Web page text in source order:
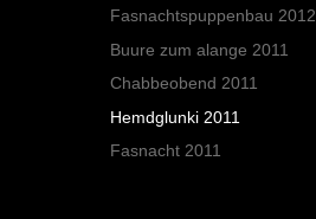
Fasnachtspuppenbau 2012
Buure zum alange 2011
Chabbeobend 2011
Hemdglunki 2011
Fasnacht 2011